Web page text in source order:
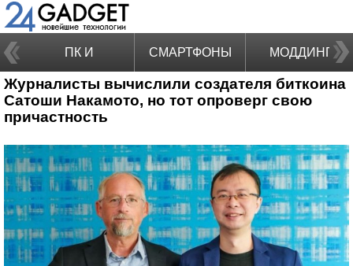
ПК И
НОУТБУКИ
СМАРТФОНЫ МОДДИНГ
Журналисты вычислили создателя биткоина
Сатоши Накамото, но тот опроверг свою
причастность